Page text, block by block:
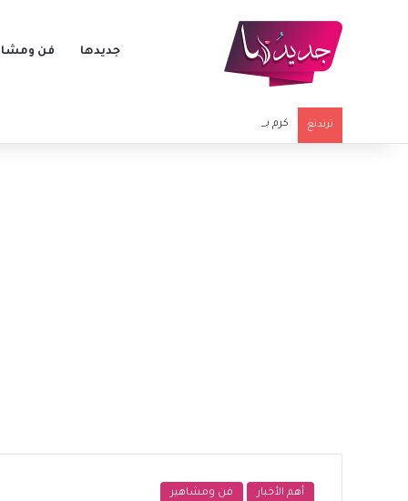
جديدها فن
ترندنغ كرم بورسين يثير قلق جمهوره.. هل يخضع لعملية جراحية؟
أهم الأخبار فن ومشاهير